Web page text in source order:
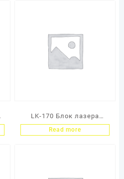
LK-170 Блок лазера
Kyocera (тех. упаковка)
Read more